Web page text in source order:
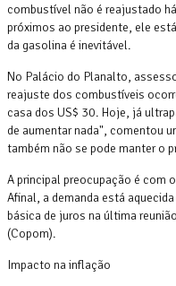
combustível não é reajustado
próximos ao presidente, ele
da gasolina é inevitável.
No Palácio do Planalto,
reajuste dos combustíveis
casa dos US$ 30. Hoje, já
de aumentar nada", comentou
também não se pode manter o
A principal preocupação é com
Afinal, a demanda está
básica de juros na última
(Copom).
Impacto na inflação